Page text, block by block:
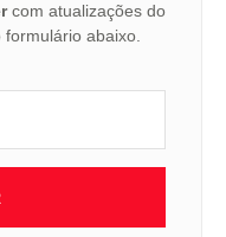
com atualizações do
abaixo.